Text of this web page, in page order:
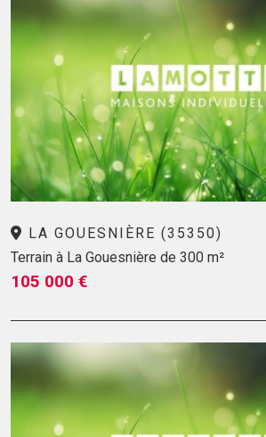
LA GOUESNIÈRE (35350)
Terrain à La Gouesnière de 300 m²
105 000 €